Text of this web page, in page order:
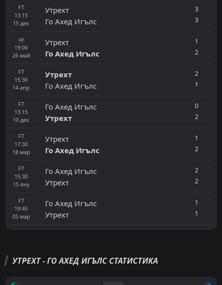
FT
13:15
15 дек
Утрехт
Го Ахед Игълс
3
3
AET
19:00
26 май
Утрехт
Го Ахед Игълс
1
2
FT
15:30
14 апр
Утрехт
Го Ахед Игълс
2
1
FT
13:15
10 дек
Го Ахед Игълс
Утрехт
0
2
FT
17:30
18 мар
Утрехт
Го Ахед Игълс
1
2
FT
15:30
15 яну
Го Ахед Игълс
Утрехт
2
2
FT
19:45
05 мар
Го Ахед Игълс
Утрехт
1
1
УТРЕХТ - ГО АХЕД ИГЪЛС СТАТИСТИКА